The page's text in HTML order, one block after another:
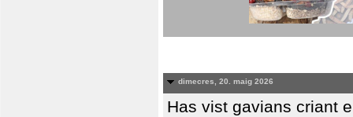
dimecres, 20. maig 2026
Has vist gavians criant